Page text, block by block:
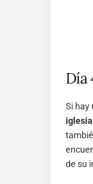
Día
Si hay
de su